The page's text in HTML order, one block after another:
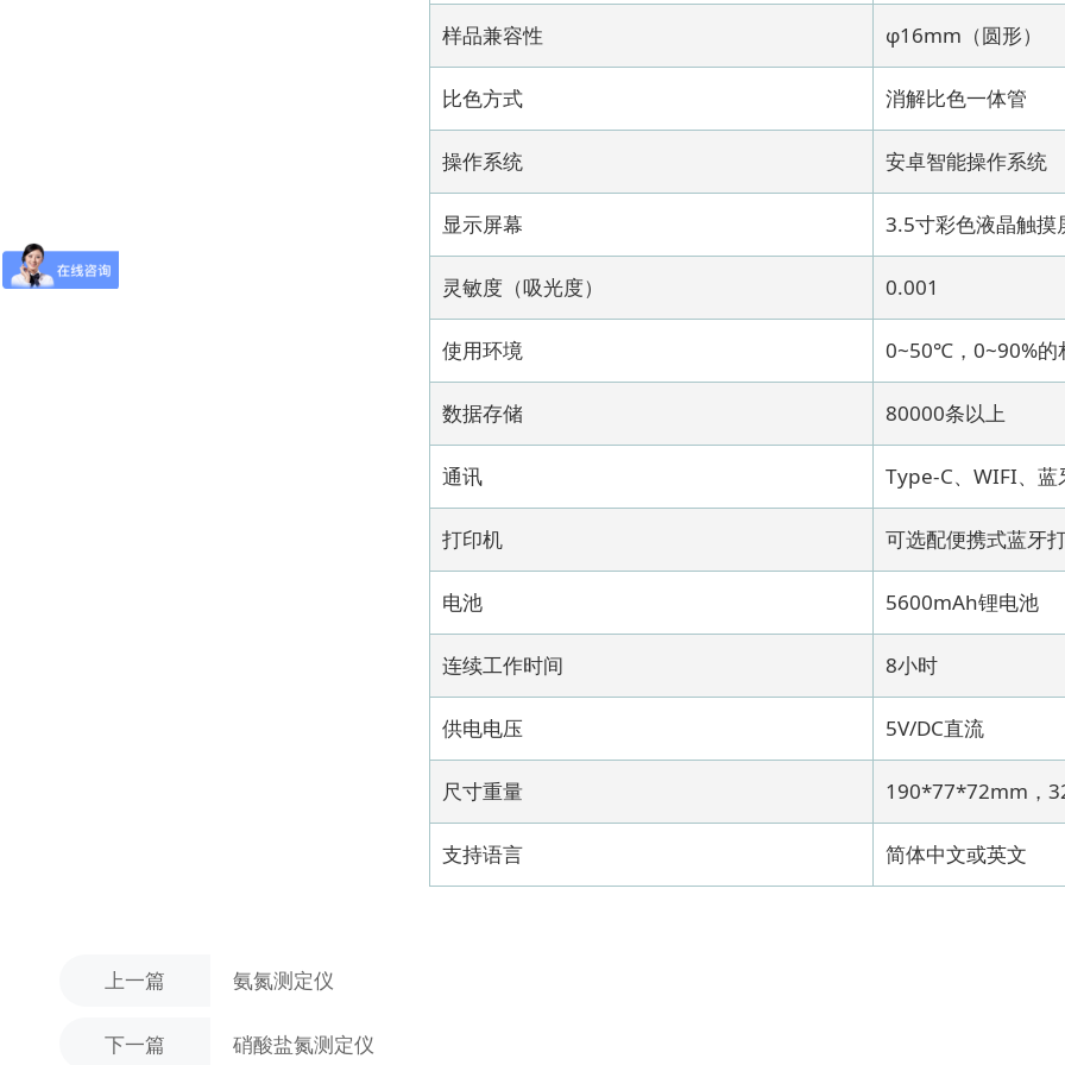
样品兼容性 φ16mm（圆形）
比色方式 消解比色一体管
操作系统 安卓智能操作系统
显示屏幕 3.5寸彩色液晶触摸
灵敏度（吸光度） 0.001
使用环境 0~50℃，0~90%的
数据存储 80000条以上
通讯 Type-C、WIFI、蓝
打印机 可选配便携式蓝牙
电池 5600mAh锂电池
连续工作时间 8小时
供电电压 5V/DC直流
尺寸重量 190*77*72mm，
支持语言 简体中文或英文
上一篇 氨氮测定仪
下一篇 硝酸盐氮测定仪